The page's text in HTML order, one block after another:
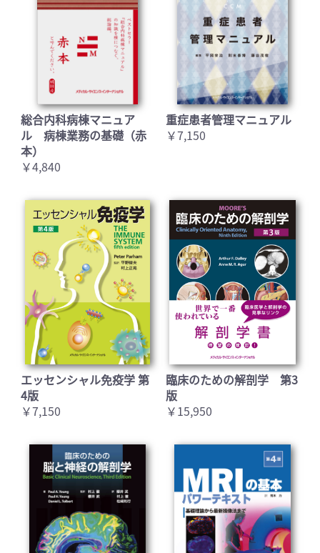
総合内科病棟マニュア
ル 病棟業務の基礎（赤
本）
￥4,840
重症患者管理マニュアル
￥7,150
エッセンシャル免疫学 第
4版
￥7,150
臨床のための解剖学 第3
版
￥15,950